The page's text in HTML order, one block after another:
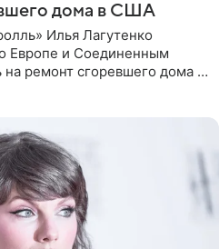
дома в США
Илья Лагутенко
Европе и Соединенным
на ремонт сгоревшего дома в